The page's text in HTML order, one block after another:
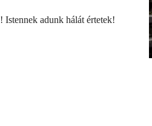
adunk hálát értetek!